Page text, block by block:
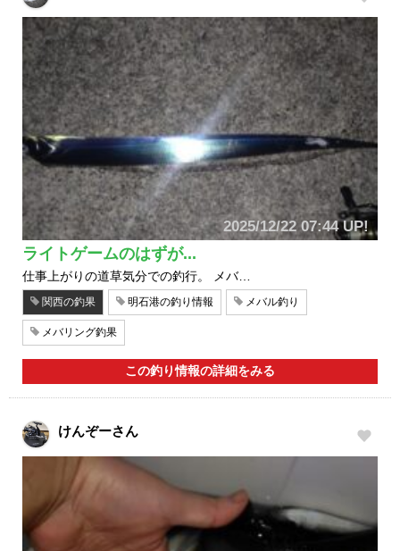
2025/12/22 07:44 UP!
ライトゲームのはずが...
仕事上がりの道草気分での釣行。 メバ…
関西の釣果 明石港の釣り情報 メバル釣り
メバリング釣果
この釣り情報の詳細をみる
けんぞーさん